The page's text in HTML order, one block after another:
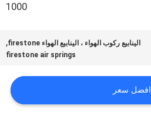
1000
الينابيع ركوب الهواء ، الينابيع الهواء firestone ,
firestone air springs
افضل سعر